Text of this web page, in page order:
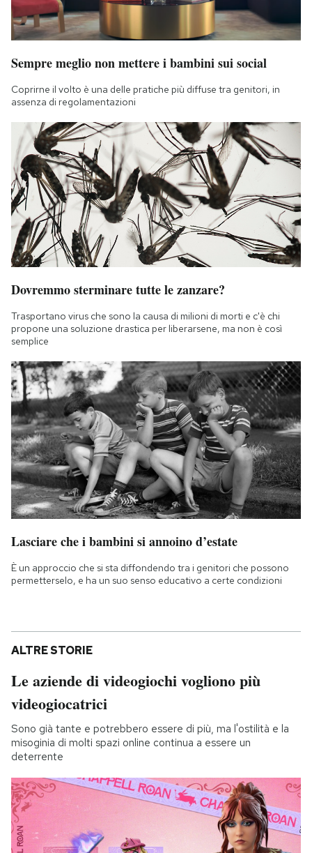
Sempre meglio non mettere i bambini sui social
Coprirne il volto è una delle pratiche più diffuse tra genitori, in
assenza di regolamentazioni
Dovremmo sterminare tutte le zanzare?
Trasportano virus che sono la causa di milioni di morti e c'è chi
propone una soluzione drastica per liberarsene, ma non è così
semplice
Lasciare che i bambini si annoino d’estate
È un approccio che si sta diffondendo tra i genitori che possono
permetterselo, e ha un suo senso educativo a certe condizioni
ALTRE STORIE
Le aziende di videogiochi vogliono più
videogiocatrici
Sono già tante e potrebbero essere di più, ma l'ostilità e la
misoginia di molti spazi online continua a essere un
deterrente